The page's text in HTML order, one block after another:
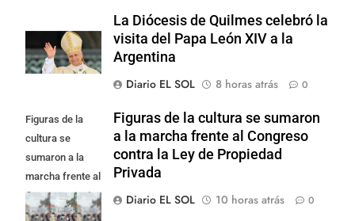
La Diócesis de Quilmes celebró la
visita del Papa León XIV a la
Argentina
Diario EL SOL
8 horas atrás 0
Figuras de la
cultura se
sumaron a la
marcha frente al
Congreso contra
la Ley de
Figuras de la cultura se sumaron
a la marcha frente al Congreso
contra la Ley de Propiedad
Privada
Diario EL SOL
10 horas atrás 0